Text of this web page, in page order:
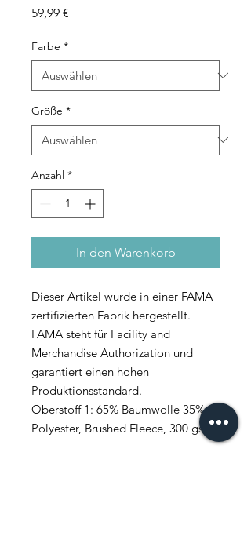
59,99 €
Farbe *
Größe *
Anzahl *
In den Warenkorb
Dieser Artikel wurde in einer FAMA
zertifizierten Fabrik hergestellt.
FAMA steht für Facility and
Merchandise Authorization und
garantiert einen hohen
Produktionsstandard.
Oberstoff 1: 65% Baumwolle 35%
Polyester, Brushed Fleece, 300 gsm